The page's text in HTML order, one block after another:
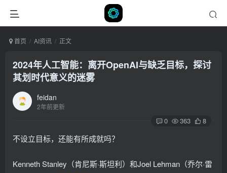
首页 AI资讯 正文
2024年人工智能：离开OpenAI与缺乏目标，探讨
其划时代意义的迷雾
feidan
2年前更新
0 363 8
不设立目标，还能有所成就吗？
Kenneth Stanley（肯尼斯·斯坦利）和Joel Lehman（乔尔·雷